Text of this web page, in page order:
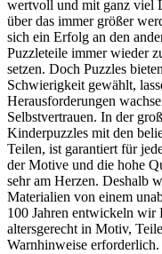
wertvoll und mit ganz viel
über das immer größer
sich ein Erfolg an den
Puzzleteile immer wieder
setzen. Doch Puzzles
Schwierigkeit gewählt,
Herausforderungen
Selbstvertrauen. In der
Kinderpuzzles mit den
Teilen, ist garantiert für
der Motive und die hohe
sehr am Herzen. Deshalb
Materialien von einem
100 Jahren entwickeln wir
altersgerecht in Motiv,
Warnhinweise erforderlich.